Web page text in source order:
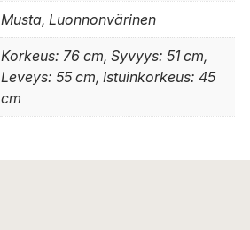
Musta, Luonnonvärinen
Korkeus: 76 cm, Syvyys: 51 cm,
Leveys: 55 cm, Istuinkorkeus: 45
cm